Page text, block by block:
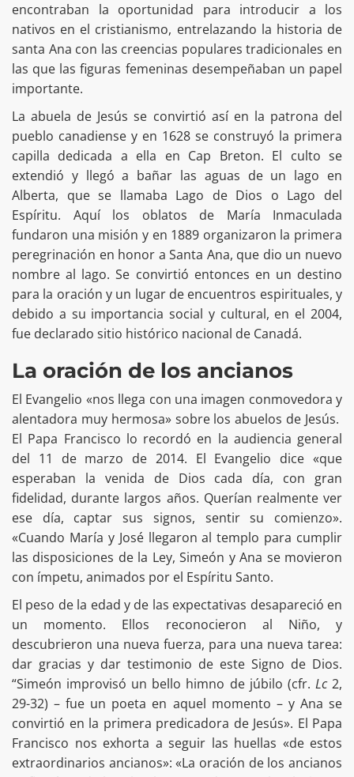
encontraban la oportunidad para introducir a los
nativos en el cristianismo, entrelazando la historia de
santa Ana con las creencias populares tradicionales en
las que las figuras femeninas desempeñaban un papel
importante.
La abuela de Jesús se convirtió así en la patrona del
pueblo canadiense y en 1628 se construyó la primera
capilla dedicada a ella en Cap Breton. El culto se
extendió y llegó a bañar las aguas de un lago en
Alberta, que se llamaba Lago de Dios o Lago del
Espíritu. Aquí los oblatos de María Inmaculada
fundaron una misión y en 1889 organizaron la primera
peregrinación en honor a Santa Ana, que dio un nuevo
nombre al lago. Se convirtió entonces en un destino
para la oración y un lugar de encuentros espirituales, y
debido a su importancia social y cultural, en el 2004,
fue declarado sitio histórico nacional de Canadá.
La oración de los ancianos
El Evangelio «nos llega con una imagen conmovedora y
alentadora muy hermosa» sobre los abuelos de Jesús.
El Papa Francisco lo recordó en la audiencia general
del 11 de marzo de 2014. El Evangelio dice «que
esperaban la venida de Dios cada día, con gran
fidelidad, durante largos años. Querían realmente ver
ese día, captar sus signos, sentir su comienzo».
«Cuando María y José llegaron al templo para cumplir
las disposiciones de la Ley, Simeón y Ana se movieron
con ímpetu, animados por el Espíritu Santo.
El peso de la edad y de las expectativas desapareció en
un momento. Ellos reconocieron al Niño, y
descubrieron una nueva fuerza, para una nueva tarea:
dar gracias y dar testimonio de este Signo de Dios.
“Simeón improvisó un bello himno de júbilo (cfr. Lc2,
29-32) – fue un poeta en aquel momento – y Ana se
convirtió en la primera predicadora de Jesús». El Papa
Francisco nos exhorta a seguir las huellas «de estos
extraordinarios ancianos»: «La oración de los ancianos